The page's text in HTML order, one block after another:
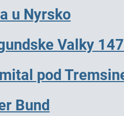
u Nyrsko
Valky
pod
Bund